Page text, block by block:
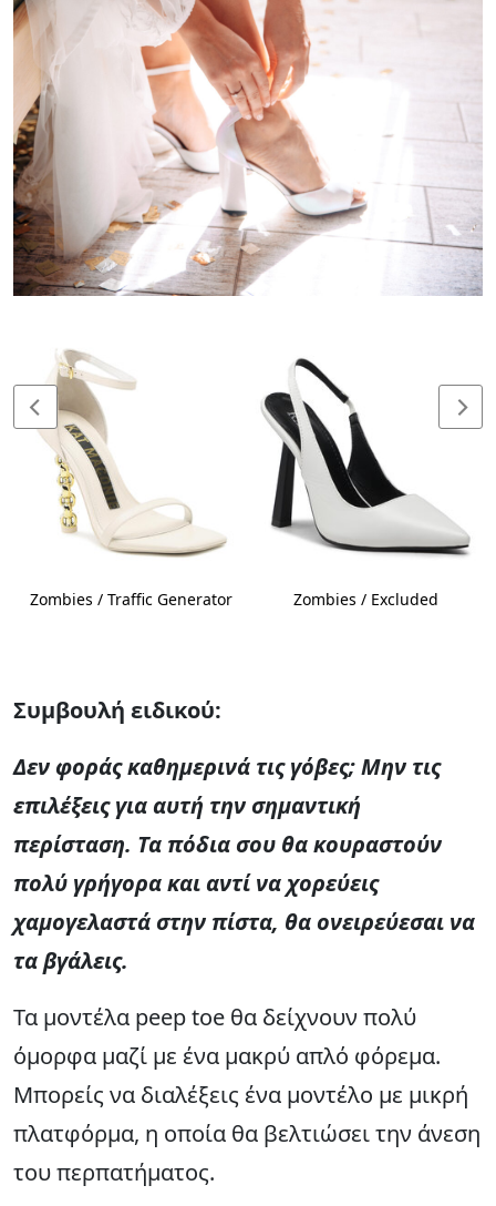
Zombies / Traffic Generator Zombies / Excluded
Συμβουλή ειδικού:
Δεν φοράς καθημερινά τις γόβες; Μην τις
επιλέξεις για αυτή την σημαντική
περίσταση. Τα πόδια σου θα κουραστούν
πολύ γρήγορα και αντί να χορεύεις
χαμογελαστά στην πίστα, θα ονειρεύεσαι να
τα βγάλεις.
Τα μοντέλα peep toe θα δείχνουν πολύ
όμορφα μαζί με ένα μακρύ απλό φόρεμα.
Μπορείς να διαλέξεις ένα μοντέλο με μικρή
πλατφόρμα, η οποία θα βελτιώσει την άνεση
του περπατήματος.